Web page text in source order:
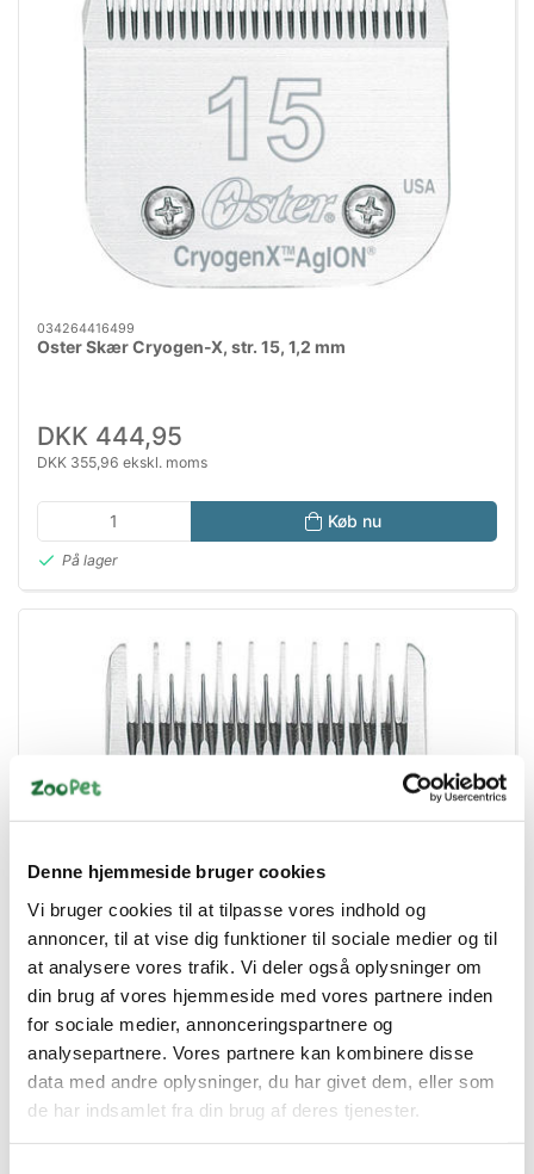
Denne hjemmeside bruger cookies
Vi bruger cookies til at tilpasse vores indhold og
annoncer, til at vise dig funktioner til sociale medier og til
at analysere vores trafik. Vi deler også oplysninger om
din brug af vores hjemmeside med vores partnere inden
for sociale medier, annonceringspartnere og
analysepartnere. Vores partnere kan kombinere disse
data med andre oplysninger, du har givet dem, eller som
de har indsamlet fra din brug af deres tjenester.
034264416499
Oster Skær Cryogen-X, str. 15, 1,2 mm
DKK 444,95
DKK 355,96 ekskl. moms
Køb nu
På lager
034264416444
OSTER SKÆR 4 9.5 MM
DKK 499,00